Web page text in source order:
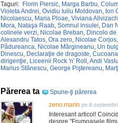
Taguri: Florin Piersic, Marga Barbu,
Violeta Andrei, Ovidiu Iuliu Moldovan, Ion
Nicolaescu, Maria Ploae, Viviana
Mora, Nataşa Raab, Somnul insulei, Dan
colinele verzi, Nicolae Breban, Dincolo
Alexandru Tatos, Ora zero, Nicolae Corjos,
Pădureanca, Nicolae Mărgineanu, Un
Dinescu, Declaraţie de dragoste,
dirigenţie, Liceenii Rock 'n' Roll ,Andi
Marius Stănescu, George Piştereanu,
Părerea ta
Spune-ţi părerea
zeno.marin pe 8
Interesant articol!
despre "Frumoasele